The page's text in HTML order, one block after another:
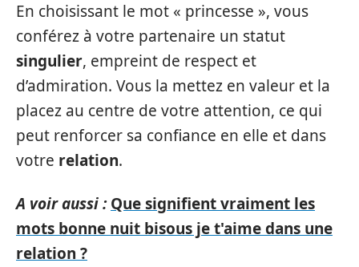
En choisissant le mot « princesse », vous
conférez à votre partenaire un statut
singulier, empreint de respect et
d’admiration. Vous la mettez en valeur et la
placez au centre de votre attention, ce qui
peut renforcer sa confiance en elle et dans
votre relation.
A voir aussi : Que signifient vraiment les
mots bonne nuit bisous je t'aime dans une
relation ?